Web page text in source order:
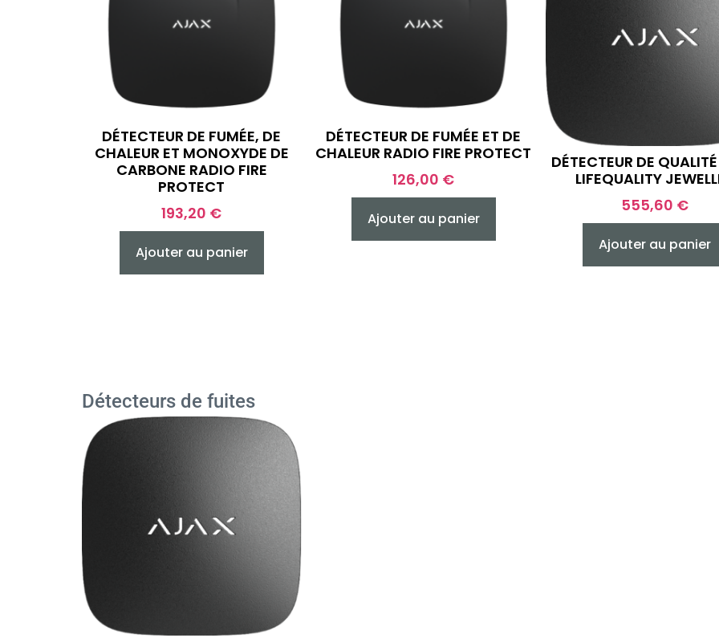
DÉTECTEUR DE FUMÉE, DE
CHALEUR ET MONOXYDE DE
CARBONE RADIO FIRE
PROTECT
193,20 €
Ajouter au panier
DÉTECTEUR DE FUMÉE ET DE
CHALEUR RADIO FIRE PROTECT
126,00 €
Ajouter au panier
DÉTECTEUR DE
LIFEQUALITY
555,60 €
Ajouter au panier
Détecteurs de fuites